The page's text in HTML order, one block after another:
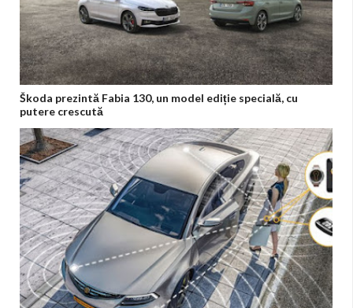
Škoda prezintă Fabia 130, un model ediție specială, cu
putere crescută